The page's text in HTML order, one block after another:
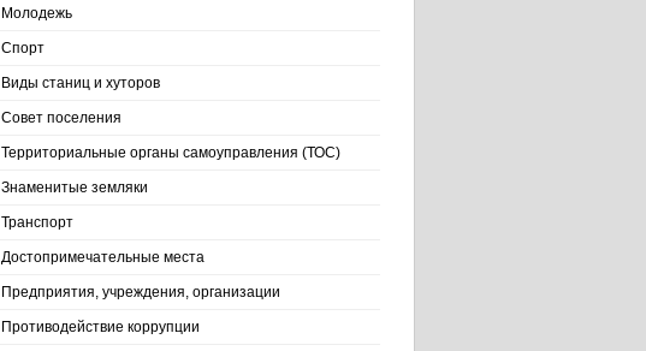
Молодежь
Спорт
Виды станиц и хуторов
Совет поселения
Территориальные органы самоуправления (ТОС)
Знаменитые земляки
Транспорт
Достопримечательные места
Предприятия, учреждения, организации
Противодействие коррупции